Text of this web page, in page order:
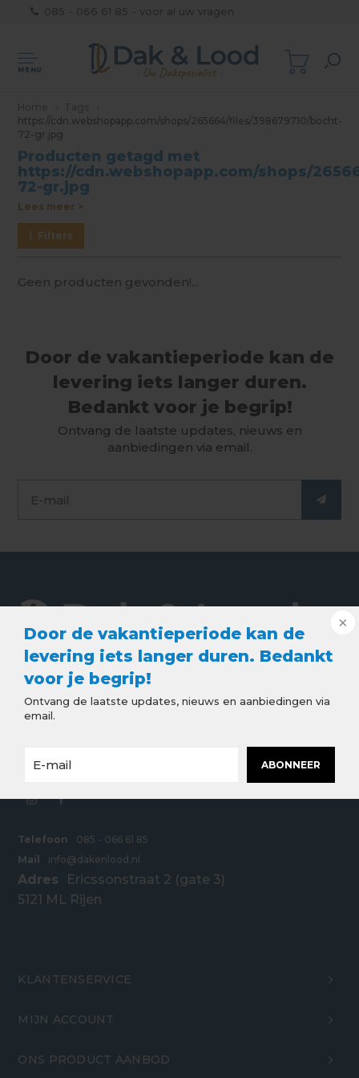
Door de vakantieperiode kan de
levering iets langer duren. Bedankt
voor je begrip!
Ontvang de laatste updates, nieuws en aanbiedingen via
email.
ABONNEER
MENU
https://cdn.webshopapp.com/shops/265664/files/398679710/bocht-
72-gr.jpg
Producten getagd met
https://cdn.webshopapp.com/shops/
72-gr.jpg
Lees meer >
Filters
Geen producten gevonden!...
Door de vakantieperiode kan de
levering iets langer duren.
Bedankt voor je begrip!
Ontvang de laatste updates, nieuws en
aanbiedingen via email.
De webshop voor de beste kwaliteit dak en lood
producten. Goede service, snelle levering en
Telefoon
085 - 066 61 85
Mail
info@dakenlood.nl
Adres
Ericssonstraat 2 (gate 3)
5121 ML Rijen
KLANTENSERVICE
MIJN ACCOUNT
ONS PRODUCT AANBOD